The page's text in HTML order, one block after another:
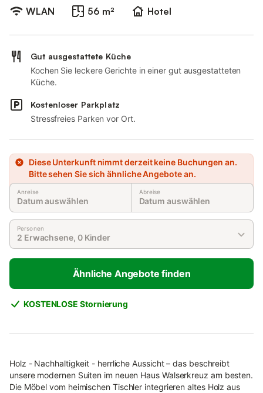
WLAN
56 m² Hotel
Gut ausgestattete Küche
Kochen Sie leckere Gerichte in einer gut ausgestatteten
Küche.
Kostenloser Parkplatz
Stressfreies Parken vor Ort.
Diese Unterkunft nimmt derzeit keine Buchungen an.
Bitte sehen Sie sich ähnliche Angebote an.
Anreise
Datum auswählen
Abreise
Datum auswählen
Personen
2 Erwachsene, 0 Kinder
Ähnliche Angebote finden
KOSTENLOSE Stornierung
Holz - Nachhaltigkeit - herrliche Aussicht – das beschreibt
unsere modernen Suiten im neuen Haus Walserkreuz am besten.
Die Möbel vom heimischen Tischler integrieren altes Holz aus